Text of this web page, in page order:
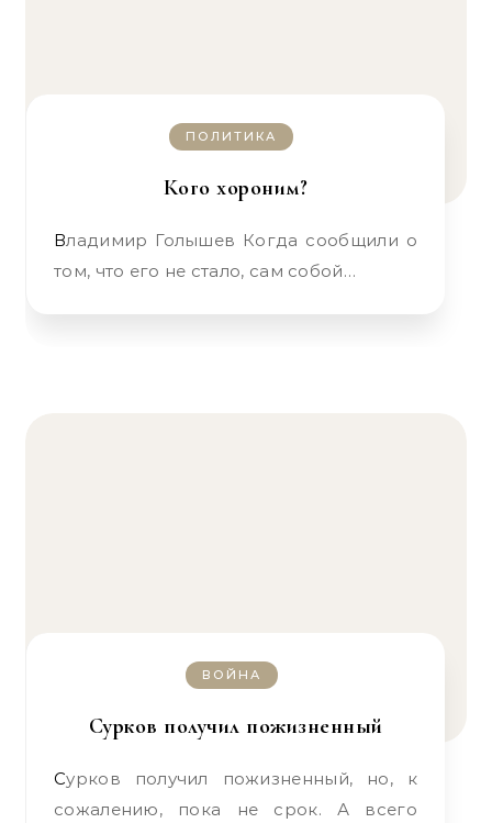
ПОЛИТИКА
Кого хороним?
Владимир Голышев Когда сообщили о
том, что его не стало, сам собой…
ВОЙНА
Сурков получил пожизненный
Сурков получил пожизненный, но, к
сожалению, пока не срок. А всего